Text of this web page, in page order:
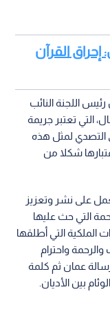
إحراق القرآن
اللجنة النائب
التي تعتبر جريمة
التصدي لمثل هذه
شكلا من
على نشر وتعزيز
التي حث عليها
الملكية التي أطلقها
والرحمة واحترام
عمان ثم كلمة
بين الأديان.